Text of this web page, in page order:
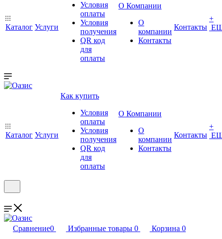
Каталог Услуги
Условия
оплаты
Условия
получения
QR код
для
оплаты
О Компании
О
компании
Контакты
Контакты
+
Каталог Услуги
Как купить
Условия
оплаты
Условия
получения
QR код
для
оплаты
О Компании
О
компании
Контакты
Контакты
+
Сравнение0 Избранные товары 0 Корзина 0